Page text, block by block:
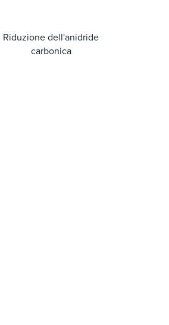
Riduzione dell'anidride
carbonica